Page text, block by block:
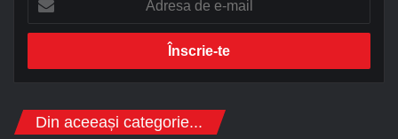
r
s
d
Din aceeași categorie...